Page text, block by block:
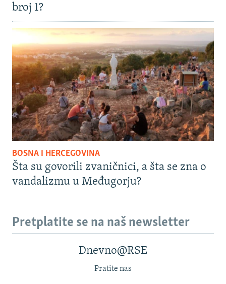
broj 1?
BOSNA I HERCEGOVINA
Šta su govorili zvaničnici, a šta se zna o
vandalizmu u Međugorju?
Pretplatite se na naš newsletter
Dnevno@RSE
Pratite nas